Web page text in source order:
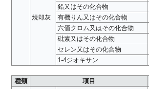
焼却灰
鉛又はその化合物
有機りん又はその化合物
六価クロム又はその化合物
砒素又はその化合物
セレン又はその化合物
1-4ジオキサン
種類 項目